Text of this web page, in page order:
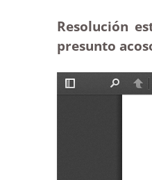
Resolución
presunto